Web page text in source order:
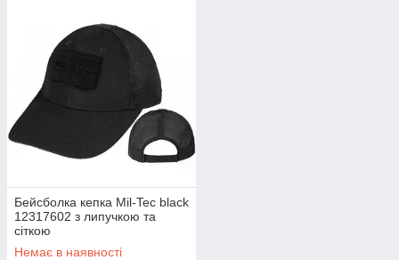
Бейсболка кепка Mil-Tec black
12317602 з липучкою та
сіткою
Немає в наявності